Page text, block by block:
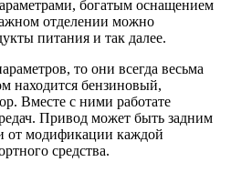
богатым оснащением
отделении можно
питания и так далее.
то они всегда весьма
находится бензиновый,
Вместе с ними работате
Привод может быть задним
от модификации каждой
средства.